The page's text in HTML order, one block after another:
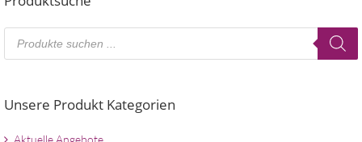
Products
search
Unsere Produkt Kategorien
Aktuelle Angebote